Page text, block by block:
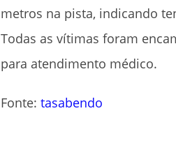
metros na pista, indicando
Todas as vítimas foram
para atendimento médico.
Fonte: tasabendo